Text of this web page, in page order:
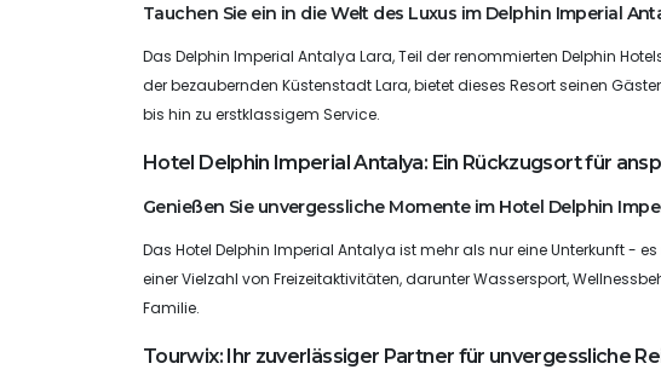
Tauchen Sie ein in die Welt des Luxus im Delphin Imperial
Das Delphin Imperial Antalya Lara, Teil der renommierten Delphin
der bezaubernden Küstenstadt Lara, bietet dieses Resort seinen
bis hin zu erstklassigem Service.
Hotel Delphin Imperial Antalya: Ein Rückzugsort für
Genießen Sie unvergessliche Momente im Hotel Delphin
Das Hotel Delphin Imperial Antalya ist mehr als nur eine Unterkunft -
einer Vielzahl von Freizeitaktivitäten, darunter Wassersport,
Familie.
Tourwix: Ihr zuverlässiger Partner für unvergessliche